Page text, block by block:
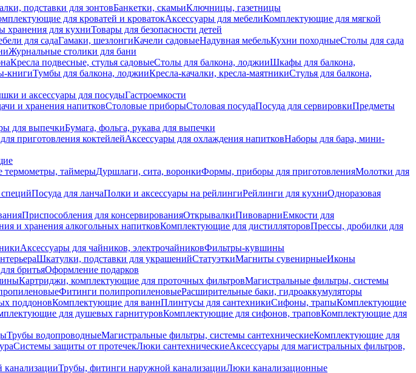
подставки для зонтовБанкетки, скамьиКлючницы, газетницы
для кроватей и кроватокАксессуары для мебелиКомплектующие для мягкой
хранения для кухниТовары для безопасности детей
для садаГамаки, шезлонгиКачели садовыеНадувная мебельКухни походныеСтолы для сада
Журнальные столики для бани
Кресла подвесные, стулья садовыеСтолы для балкона, лоджииШкафы для балкона,
книгиТумбы для балкона, лоджииКресла-качалки, кресла-маятникиСтулья для балкона,
и аксессуары для посудыГастроемкости
и хранения напитковСтоловые приборыСтоловая посудаПосуда для сервировкиПредметы
для выпечкиБумага, фольга, рукава для выпечки
приготовления коктейлейАксессуары для охлаждения напитковНаборы для бара, мини-
термометры, таймерыДуршлаги, сита, воронкиФормы, приборы для приготовленияМолотки для
Посуда для ланчаПолки и аксессуары на рейлингиРейлинги для кухниОдноразовая
Приспособления для консервированияОткрывалкиПивоварниЕмкости для
и хранения алкогольных напитковКомплектующие для дистилляторовПрессы, дробилки для
Аксессуары для чайников, электрочайниковФильтры-кувшины
Шкатулки, подставки для украшенийСтатуэткиМагниты сувенирныеИконы
бритьяОформление подарков
Картриджи, комплектующие для проточных фильтровМагистральные фильтры, системы
Фитинги полипропиленовыеРасширительные баки, гидроаккумуляторы
поддоновКомплектующие для ваннПлинтусы для сантехникиСифоны, трапыКомплектующие
для душевых гарнитуровКомплектующие для сифонов, траповКомплектующие для
Трубы водопроводныеМагистральные фильтры, системы сантехническиеКомплектующие для
Системы защиты от протечекЛюки сантехническиеАксессуары для магистральных фильтров,
Трубы, фитинги наружной канализацииЛюки канализационные